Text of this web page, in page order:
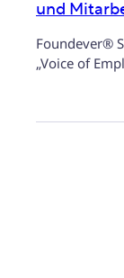
und
Foundever®
„Voice of